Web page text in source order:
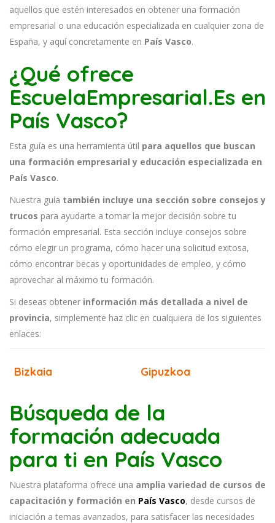
aquellos que estén interesados en obtener una formación
empresarial o una educación especializada en cualquier zona de
España, y aquí concretamente en País Vasco.
¿Qué ofrece
EscuelaEmpresarial.Es en
País Vasco?
Esta guía es una herramienta útil para aquellos que buscan
una formación empresarial y educación especializada en
País Vasco.
Nuestra guía también incluye una sección sobre consejos y
trucos para ayudarte a tomar la mejor decisión sobre tu
formación empresarial. Esta sección incluye consejos sobre
cómo elegir un programa, cómo hacer una solicitud exitosa,
cómo encontrar becas y oportunidades de empleo, y cómo
aprovechar al máximo tu formación.
Si deseas obtener información más detallada a nivel de
provincia, simplemente haz clic en cualquiera de los siguientes
enlaces:
Bizkaia Gipuzkoa
Búsqueda de la
formación adecuada
para ti en País Vasco
Nuestra plataforma ofrece una amplia variedad de cursos de
capacitación y formación en País Vasco, desde cursos de
iniciación a temas avanzados, para satisfacer las necesidades